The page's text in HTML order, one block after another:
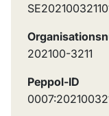
202100-3211
Peppol-ID